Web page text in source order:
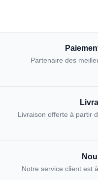
Partenaire des
Livraison offerte à partir
Notre service client est